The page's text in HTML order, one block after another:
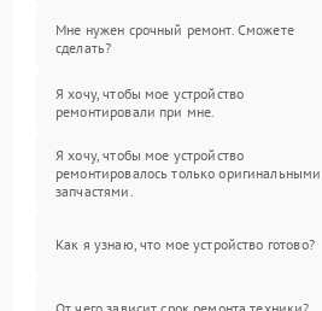
Мне нужен срочный ремонт. Сможете
сделать?
Я хочу, чтобы мое устройство
ремонтировали при мне.
Я хочу, чтобы мое устройство
ремонтировалось только оригинальными
запчастями.
Как я узнаю, что мое устройство готово?